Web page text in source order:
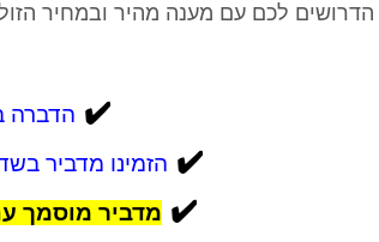
לכם עם מענה מהיר ובמחיר
✔️ הדברה בשדרות
✔️ הזמינו מדביר
✔️מדביר מוסמך